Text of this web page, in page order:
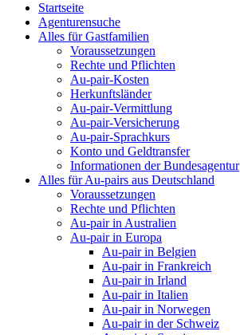
Startseite
Agenturensuche
Alles für Gastfamilien
Voraussetzungen
Rechte und Pflichten
Au-pair-Kosten
Herkunftsländer
Au-pair-Vermittlung
Au-pair-Versicherung
Au-pair-Sprachkurs
Konto und Geldtransfer
Informationen der Bundesagentur
Alles für Au-pairs aus Deutschland
Voraussetzungen
Rechte und Pflichten
Au-pair in Australien
Au-pair in Europa
Au-pair in Belgien
Au-pair in Frankreich
Au-pair in Irland
Au-pair in Italien
Au-pair in Norwegen
Au-pair in der Schweiz